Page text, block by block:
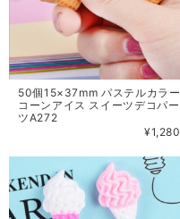
50個15×37mm パステルカラー
コーンアイス スイーツデコパー
ツA272
¥1,280